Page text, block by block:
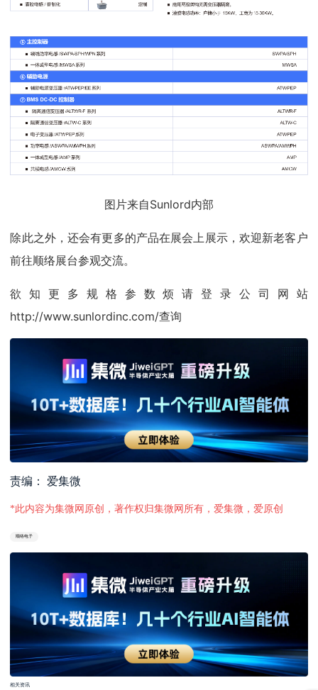
图片来自Sunlord内部
除此之外，还会有更多的产品在展会上展示，欢迎新老客户
前往顺络展台参观交流。
欲知更多规格参数烦请登录公司网站
http://www.sunlordinc.com/查询
责编： 爱集微
*此内容为集微网原创，著作权归集微网所有，爱集微，爱原创
顺络电子
相关资讯